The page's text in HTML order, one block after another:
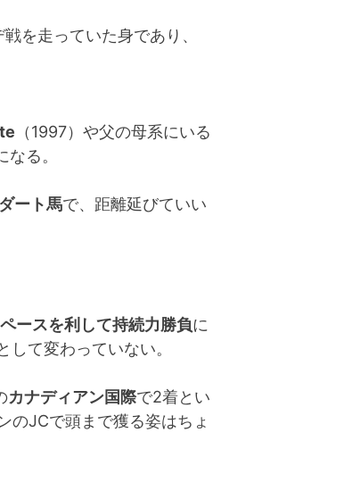
を走っていた身であり、
（1997）や父の母系にいる
る。
ート馬で、距離延びていい
ースを利して持続力勝負に
て変わっていない。
カナディアン国際で2着とい
のJCで頭まで獲る姿はちょ